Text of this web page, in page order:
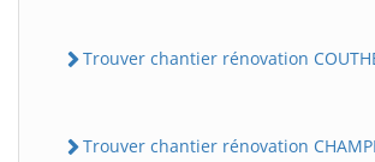
Trouver chantier rénovation
Trouver chantier rénovation